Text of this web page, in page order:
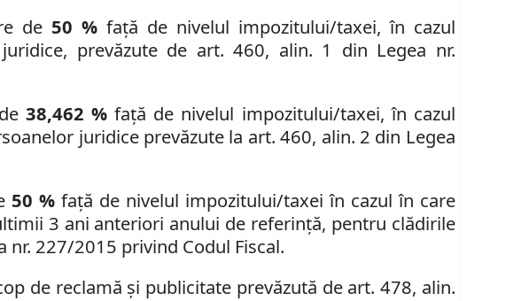
de 50 % faţă de nivelul impozitului/taxei, în cazul
prevăzute de art. 460, alin. 1 din Legea nr.
38,462 % faţă de nivelul impozitului/taxei, în cazul
juridice prevăzute la art. 460, alin. 2 din Legea
50 % faţă de nivelul impozitului/taxei în cazul în care
3 ani anteriori anului de referinţă, pentru clădirile
nr. 227/2015 privind Codul Fiscal.
de reclamă şi publicitate prevăzută de art. 478, alin.